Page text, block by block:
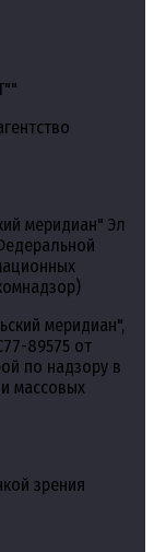
меридиан" Эл
меридиан",
89575 от
по надзору в
массовых
зрения